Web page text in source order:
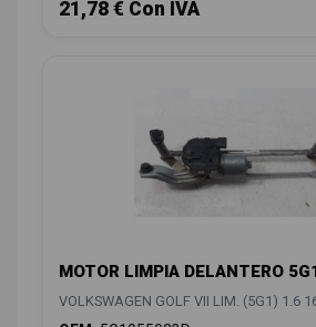
21,78 € Con IVA
MOTOR LIMPIA DELANTERO
VOLKSWAGEN GOLF VII LIM. (5G1) 1.6